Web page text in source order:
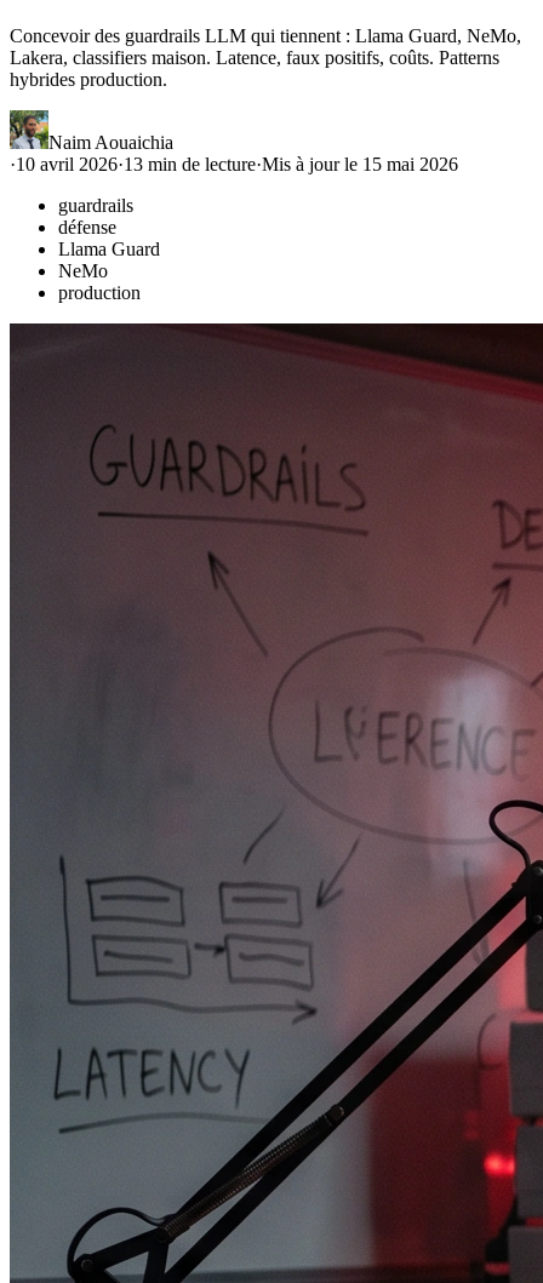
Concevoir des guardrails LLM qui tiennent : Llama Guard, NeMo,
Lakera, classifiers maison. Latence, faux positifs, coûts. Patterns
hybrides production.
Naim Aouaichia
·10 avril 2026·13 min de lecture·Mis à jour le 15 mai 2026
guardrails
défense
Llama Guard
NeMo
production